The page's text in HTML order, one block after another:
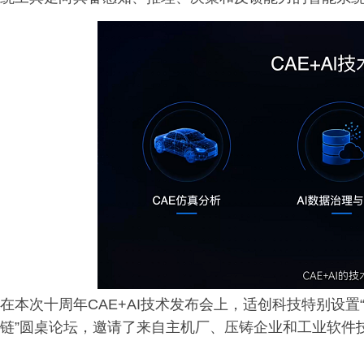
在本次十周年CAE+AI技术发布会上，适创科技特别设
链”圆桌论坛，邀请了来自主机厂、压铸企业和工业软